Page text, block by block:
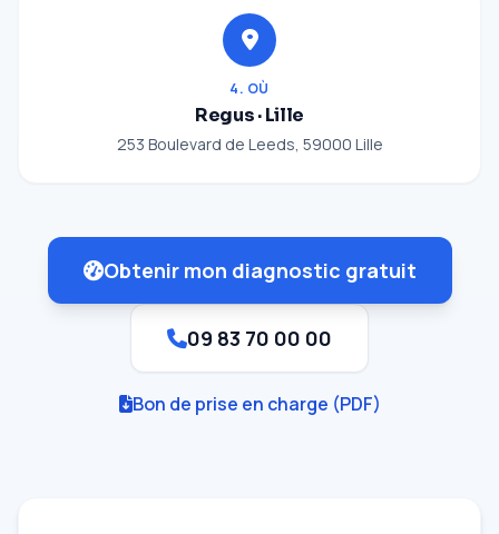
4. OÙ
Regus · Lille
253 Boulevard de Leeds, 59000 Lille
Obtenir mon diagnostic gratuit
09 83 70 00 00
Bon de prise en charge (PDF)